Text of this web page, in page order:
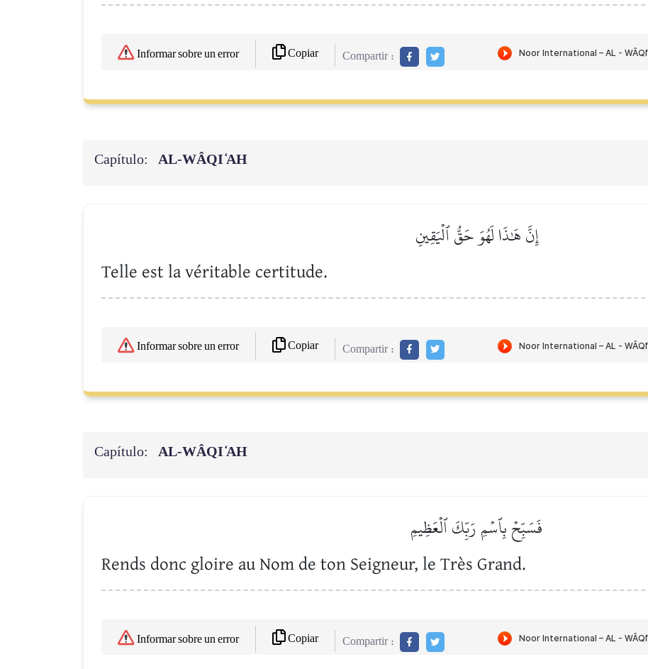
Informar sobre un error Copiar Compartir :
Capítulo: AL-WÂQI ̒AH
إِنَّ هَٰذَا لَهُوَ حَقُّ ٱلۡيَقِينِ
Telle est la véritable certitude.
Informar sobre un error Copiar Compartir :
Capítulo: AL-WÂQI ̒AH
فَسَبِّحۡ بِٱسۡمِ رَبِّكَ ٱلۡعَظِيمِ
Rends donc gloire au Nom de ton Seigneur, le Très Grand.
Informar sobre un error Copiar Compartir :